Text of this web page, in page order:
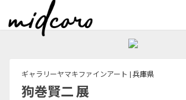
ギャラリーヤマキファインアート | 兵庫県
狗巻賢二 展